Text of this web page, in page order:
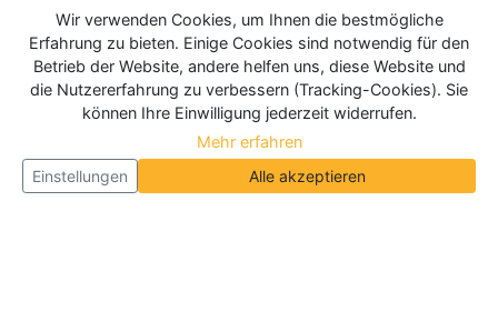
Wir verwenden Cookies, um Ihnen die bestmögliche
Erfahrung zu bieten. Einige Cookies sind notwendig für den
Betrieb der Website, andere helfen uns, diese Website und
die Nutzererfahrung zu verbessern (Tracking-Cookies). Sie
können Ihre Einwilligung jederzeit widerrufen.
Mehr erfahren
Einstellungen
Alle akzeptieren